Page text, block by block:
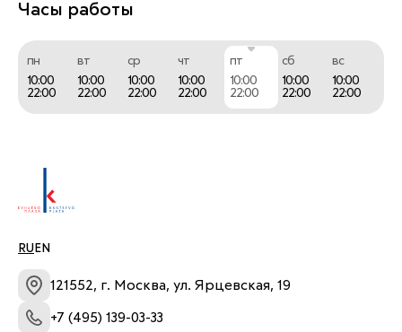
Часы работы
пн
10:00
22:00
вт
10:00
22:00
ср
10:00
22:00
чт
10:00
22:00
пт
10:00
22:00
сб
10:00
22:00
вс
10:00
22:00
RU EN
121552, г. Москва, ул. Ярцевская, 19
+7 (495) 139-03-33